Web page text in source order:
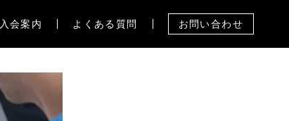
入会案内 よくある質問 お問い合わせ